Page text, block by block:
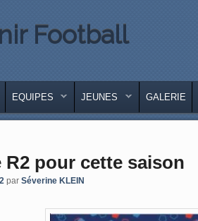
Football
PRINCIPALE
SECONDAIRE
EQUIPES JEUNES GALERIE
R2 pour cette saison
par Séverine KLEIN